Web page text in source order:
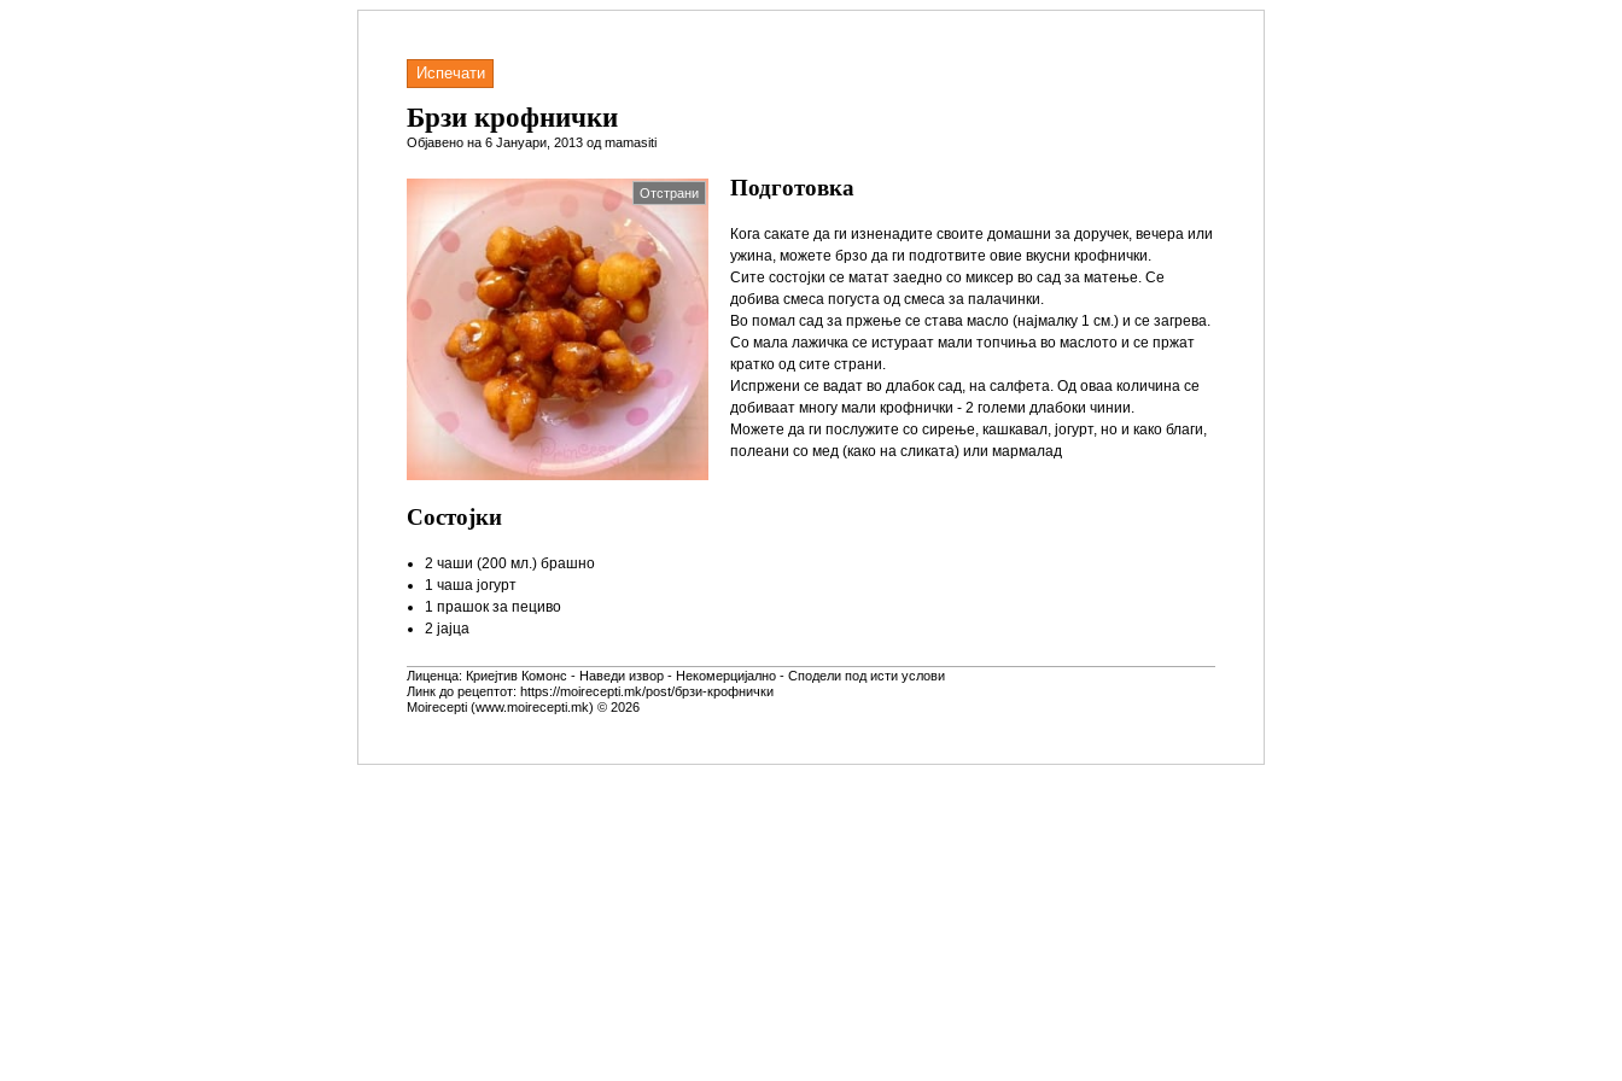
Испечати
Брзи крофнички
Објавено на 6 Јануари, 2013 од mamasiti
Отстрани
Состојки
2 чаши (200 мл.) брашно
1 чаша јогурт
1 прашок за пециво
2 јајца
Подготовка
Кога сакате да ги изненадите своите домашни за доручек, вечера или
ужина, можете брзо да ги подготвите овие вкусни крофнички.
Сите состојки се матат заедно со миксер во сад за матење. Се
добива смеса погуста од смеса за палачинки.
Во помал сад за пржење се става масло (најмалку 1 см.) и се загрева.
Со мала лажичка се истураат мали топчиња во маслото и се пржат
кратко од сите страни.
Испржени се вадат во длабок сад, на салфета. Од оваа количина се
добиваат многу мали крофнички - 2 големи длабоки чинии.
Можете да ги послужите со сирење, кашкавал, јогурт, но и како благи,
полеани со мед (како на сликата) или мармалад
Лиценца: Криејтив Комонс - Наведи извор - Некомерцијално - Сподели под исти услови
Линк до рецептот: https://moirecepti.mk/post/брзи-крофнички
Moirecepti (www.moirecepti.mk) © 2026